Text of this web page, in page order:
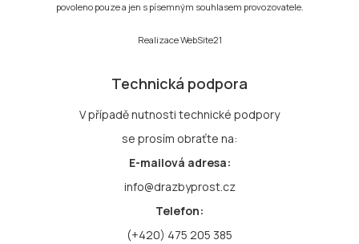
povoleno pouze a jen s písemným souhlasem provozovatele.
RealizaceWebSite21
Technická podpora
V případě nutnosti technické podpory
se prosím obraťte na:
E-mailová adresa:
info@drazbyprost.cz
Telefon:
(+420) 475 205 385